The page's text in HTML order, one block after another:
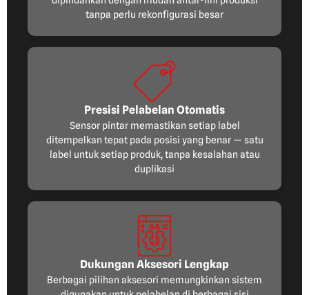
tanpa perlu rekonfigurasi besar
Presisi Pelabelan Otomatis
Sensor pintar memastikan setiap label
ditempelkan tepat pada posisi yang benar — satu
label untuk setiap produk, tanpa kesalahan atau
duplikasi
Dukungan Aksesori Lengkap
Berbagai pilihan aksesori memungkinkan sistem